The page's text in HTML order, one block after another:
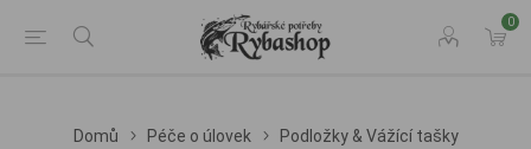
0
Domů Péče o úlovek Podložky & Vážící tašky